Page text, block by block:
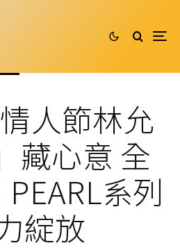
人節林允
藏心意 全
系列
綻放